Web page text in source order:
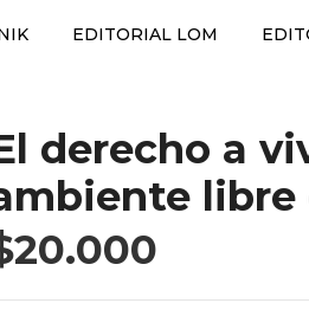
EDITORIAL LOM
derecho a